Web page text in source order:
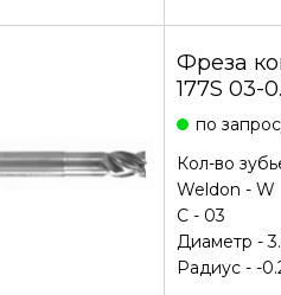
Фреза
177S 03-
по
Кол-во
Weldon - W
С - 03
Диаметр -
Радиус - -